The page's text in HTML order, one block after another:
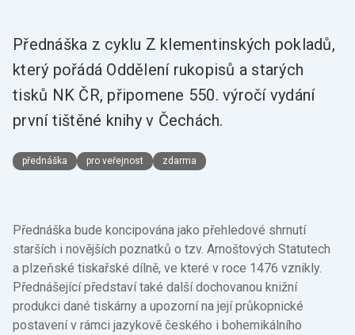
Přednáška z cyklu Z klementinských pokladů,
který pořádá Oddělení rukopisů a starých
tisků NK ČR, připomene 550. výročí vydání
první tištěné knihy v Čechách.
přednáška pro veřejnost zdarma
Přednáška bude koncipována jako přehledové shrnutí
starších i novějších poznatků o tzv. Arnoštových Statutech
a plzeňské tiskařské dílně, ve které v roce 1476 vznikly.
Přednášející představí také další dochovanou knižní
produkci dané tiskárny a upozorní na její průkopnické
postavení v rámci jazykově českého i bohemikálního